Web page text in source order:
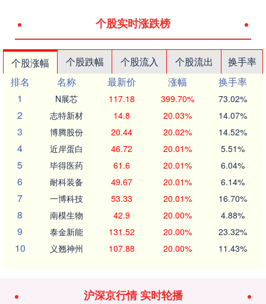
个股实时涨跌榜
个股涨幅 个股跌幅 个股流入 个股流出
换手率
排名
名称 最新价 涨幅
换手率
1
N展芯 117.18 399.70% 73.02%
2 志特新材 14.8 20.03% 14.07%
3 博腾股份 20.44 20.02% 14.52%
4 近岸蛋白 46.72 20.01% 5.51%
5 毕得医药 61.6 20.01% 6.04%
6 耐科装备 49.67 20.01% 6.14%
7 一博科技 53.33 20.01% 16.70%
8 南模生物 42.9 20.00% 4.88%
9 泰金新能 131.52 20.00% 23.32%
10 义翘神州 107.88 20.00% 11.43%
沪深京行情 实时轮播